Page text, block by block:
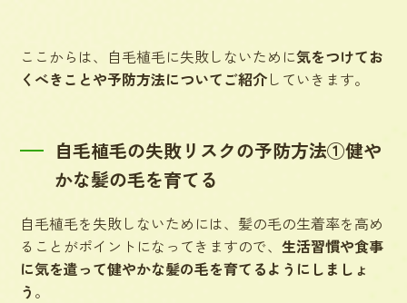
ここからは、自毛植毛に失敗しないために気をつけてお
くべきことや予防方法についてご紹介していきます。
自毛植毛の失敗リスクの予防方法①健や
かな髪の毛を育てる
自毛植毛を失敗しないためには、髪の毛の生着率を高め
ることがポイントになってきますので、生活習慣や食事
に気を遣って健やかな髪の毛を育てるようにしましょ
う 。